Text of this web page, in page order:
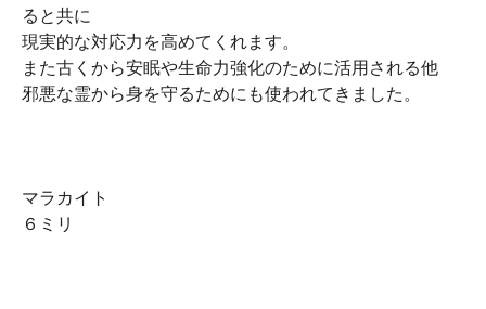
ると共に
現実的な対応力を高めてくれます。
また古くから安眠や生命力強化のために活用される他
邪悪な霊から身を守るためにも使われてきました。
マラカイト
６ミリ